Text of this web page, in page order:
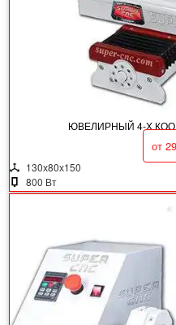
ЮВЕЛИРНЫЙ 4-Х
от
130х80х150
800 Вт